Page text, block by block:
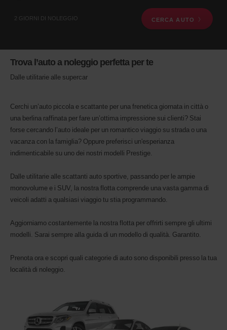
Successivamente,
e
la
data
del
il
codice
Avis
Worldwide
Discount
e
scooter
possono
essere
se
risultano
località
in
2 GIORNI DI NOLEGGIO CERCA AUTO
Trova l’auto a noleggio perfetta per te
Dalle utilitarie alle supercar
Cerchi un’auto piccola e scattante per una frenetica giornata in città o
una berlina raffinata per fare un’ottima impressione sui clienti? Stai
forse cercando l’auto ideale per un romantico viaggio su strada o una
vacanza con la famiglia? Oppure preferisci un'esperianza
indimenticabile su uno dei nostri modelli Prestige.
Dalle utilitarie alle scattanti auto sportive, passando per le ampie
monovolume e i SUV, la nostra flotta comprende una vasta gamma di
veicoli adatti a qualsiasi viaggio tu stia programmando.
Aggiorniamo costantemente la nostra flotta per offrirti sempre gli ultimi
modelli. Sarai sempre alla guida di un modello di qualità. Garantito.
Prenota ora e scopri quali categorie di auto sono disponibili presso la tua
località di noleggio.